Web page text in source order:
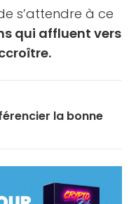
s’attendre à ce
qui affluent vers
la bonne